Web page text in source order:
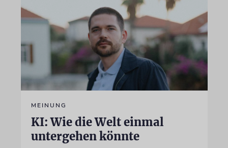
MEINUNG
KI: Wie die Welt einmal
untergehen könnte